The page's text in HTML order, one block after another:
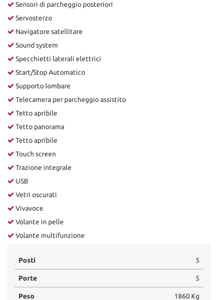
Sensori di parcheggio posteriori
Servosterzo
Navigatore satellitare
Sound system
Specchietti laterali elettrici
Start/Stop Automatico
Supporto lombare
Telecamera per parcheggio assistito
Tetto apribile
Tetto panorama
Tetto apribile
Touch screen
Trazione integrale
USB
Vetri oscurati
Vivavoce
Volante in pelle
Volante multifunzione
Posti 5
Porte 5
Peso 1860 Kg